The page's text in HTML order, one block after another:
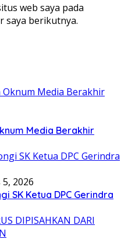
web saya pada
saya berikutnya.
Media Berakhir
2026
SK Ketua DPC Gerindra